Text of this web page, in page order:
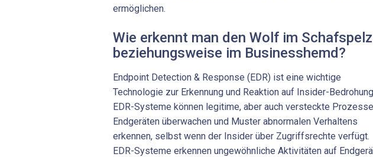
ermöglichen.
Wie erkennt man den Wolf im Schafspelz
beziehungsweise im ­Businesshemd?
Endpoint Detection & Response (EDR) ist eine wichtige
Technologie zur Erkennung und Reaktion auf Insider-
EDR-Systeme können legitime, aber auch versteckte
Endgeräten überwachen und Muster abnormalen Verhaltens
erkennen, selbst wenn der Insider über Zugriffsrechte verfügt.
EDR-Systeme erkennen ungewöhnliche Aktivitäten auf